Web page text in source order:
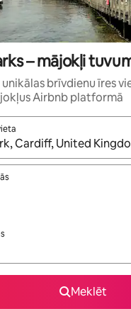
– mājokļi
brīvdienu īres
Airbnb platformā
kļūs pieejami,
Meklēt